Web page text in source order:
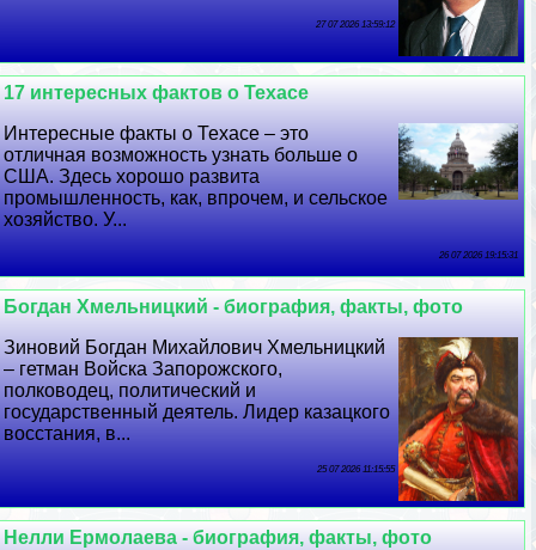
27 07 2026 13:59:12
17 интересных фактов о Техасе
Интересные факты о Техасе – это
отличная возможность узнать больше о
США. Здесь хорошо развита
промышленность, как, впрочем, и сельское
хозяйство. У...
26 07 2026 19:15:31
Богдан Хмельницкий - биография, факты, фото
Зиновий Богдан Михайлович Хмельницкий
– гетман Войска Запорожского,
полководец, политический и
государственный деятель. Лидер казацкого
восстания, в...
25 07 2026 11:15:55
Нелли Ермолаева - биография, факты, фото